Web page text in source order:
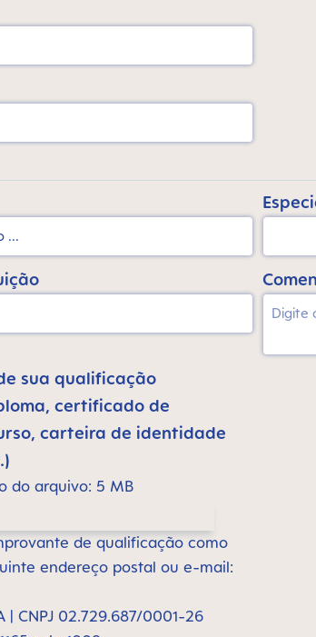
sua qualificação
certificado de
carteira de identidade
do arquivo: 5 MB
de qualificação como
endereço postal ou e-mail:
| CNPJ 02.729.687/0001-26